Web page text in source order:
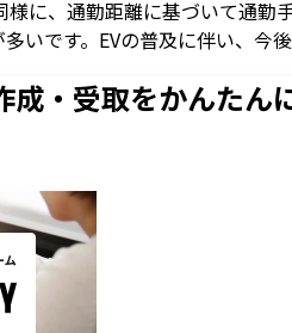
様に、通勤距離に基づいて通
いです。EVの普及に伴い、
・ 受取をかんたん